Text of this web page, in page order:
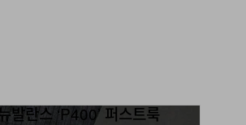
발란스 ‘P400’ 퍼스트룩